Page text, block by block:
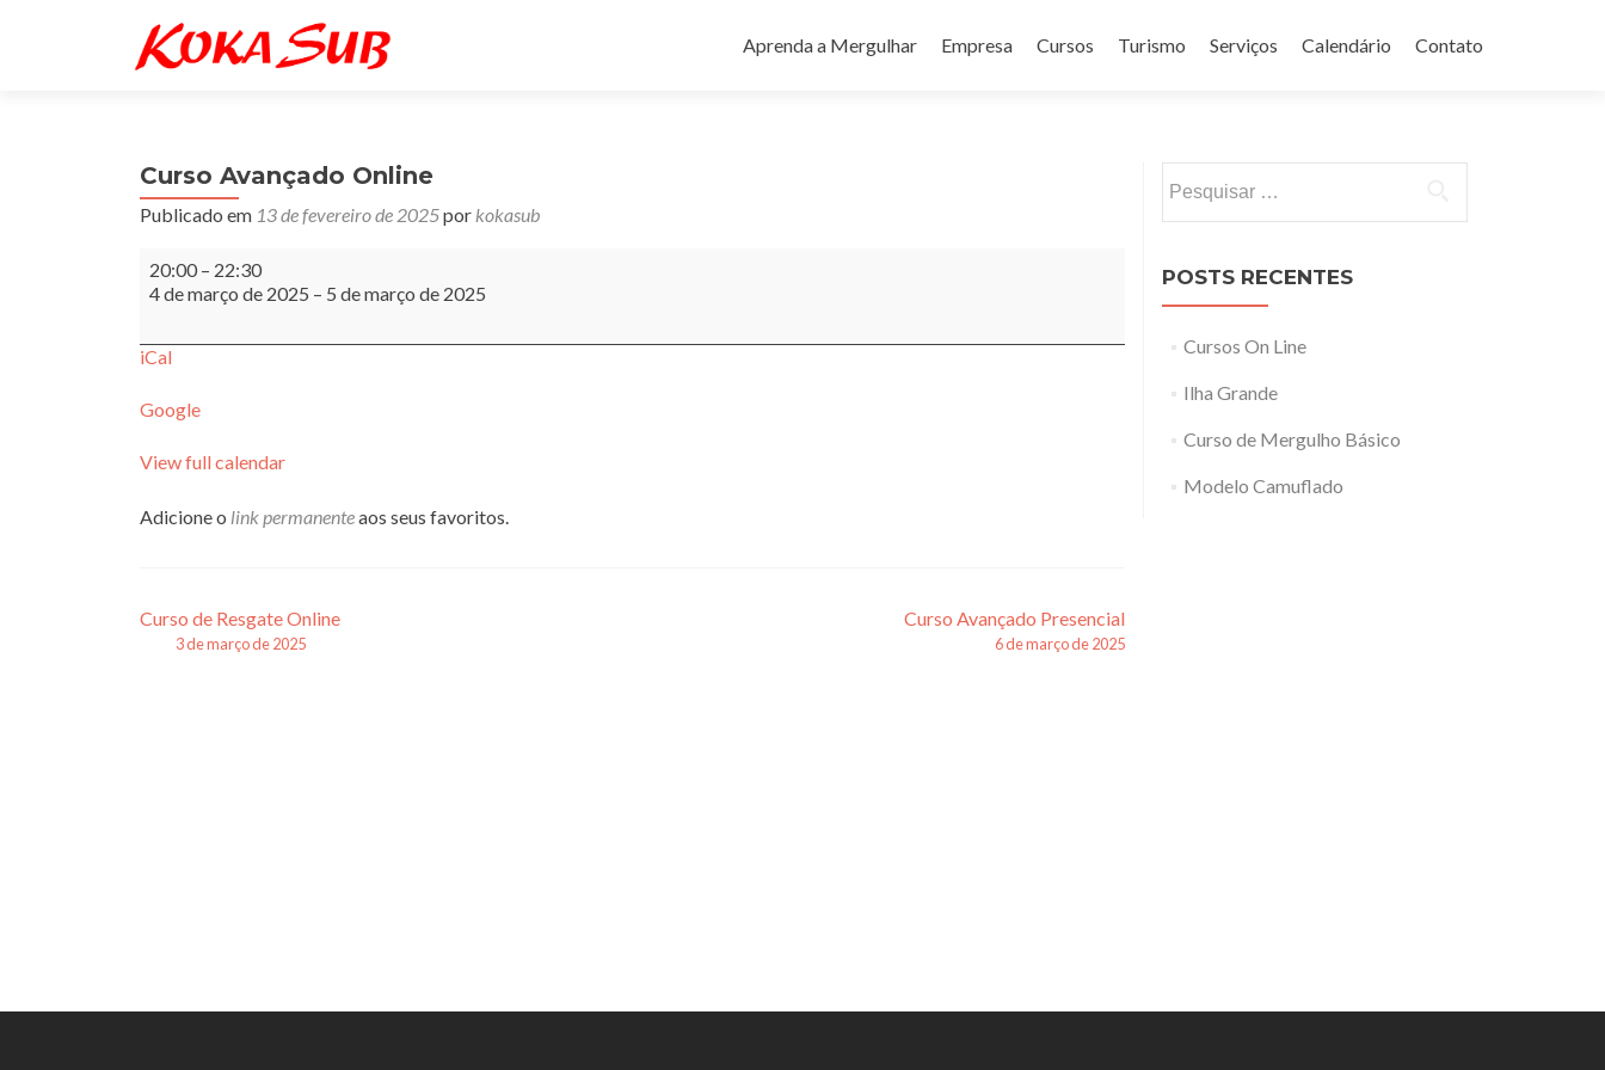
para
Aprenda a Mergulhar Empresa Cursos Turismo Serviços Calendário Contato
Curso Avançado Online
Publicado em 13 de fevereiro de 2025por kokasub
Curso
Avançado
Online
20:00 – 22:30
4 de março de 2025 – 5 de março de 2025
iCal
Google
View full calendar
Adicione o link permanenteaos seus favoritos.
Navegação
Curso de Resgate Online
3 de março de 2025
Curso Avançado Presencial
6 de março de 2025
por:
POSTS RECENTES
Cursos On Line
Ilha Grande
Curso de Mergulho Básico
Modelo Camuflado